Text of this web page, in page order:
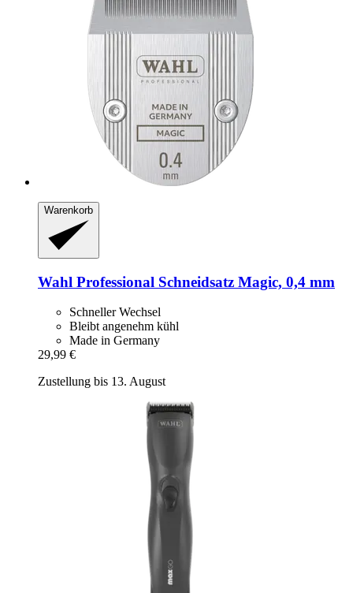
Warenkorb
Wahl Professional Schneidsatz Magic, 0,4 mm
Schneller Wechsel
Bleibt angenehm kühl
Made in Germany
29,99 €
Zustellung bis 13. August